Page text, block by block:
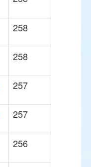
258
258
257
257
256